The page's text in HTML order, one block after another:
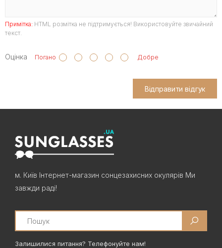
Примітка: HTML розмітка не підтримується! Використовуйте звичайний
текст.
Оцінка Погано Добре
Відправити відгук
м. Київ Інтернет-магазин сонцезахисних окулярів Ми
завжди раді!
Search
Залишилися питання? Телефонуйте нам!